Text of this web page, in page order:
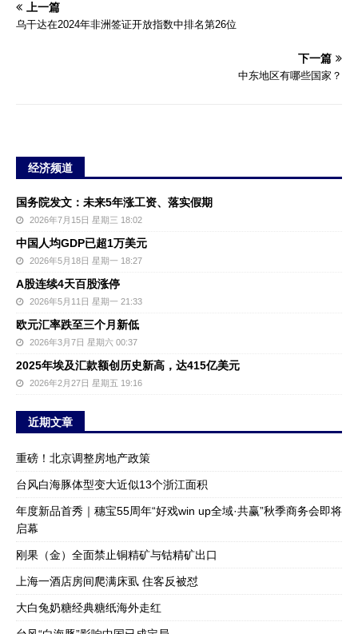
上一篇
乌干达在2024年非洲签证开放指数中排名第26位
下一篇
中东地区有哪些国家？
经济频道
国务院发文：未来5年涨工资、落实假期
2026年7月15日 星期三 18:02
中国人均GDP已超1万美元
2026年5月18日 星期一 18:27
A股连续4天百股涨停
2026年5月11日 星期一 21:33
欧元汇率跌至三个月新低
2026年3月7日 星期六 00:37
2025年埃及汇款额创历史新高，达415亿美元
2026年2月27日 星期五 19:16
近期文章
重磅！北京调整房地产政策
台风白海豚体型变大近似13个浙江面积
年度新品首秀｜穗宝55周年“好戏win up全域·共赢”秋季商务会即将
启幕
刚果（金）全面禁止铜精矿与钴精矿出口
上海一酒店房间爬满床虱 住客反被怼
大白兔奶糖经典糖纸海外走红